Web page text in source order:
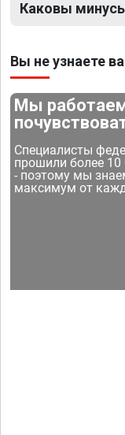
Каковы
Вы не узнаете
Мы
Специалисты
прошили более
- поэтому мы
максимум от